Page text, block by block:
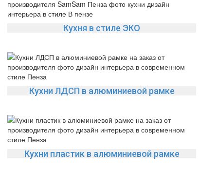
Кухня в стиле ЭКО
Кухни ЛДСП в алюминиевой рамке
Кухни пластик в алюминиевой рамке